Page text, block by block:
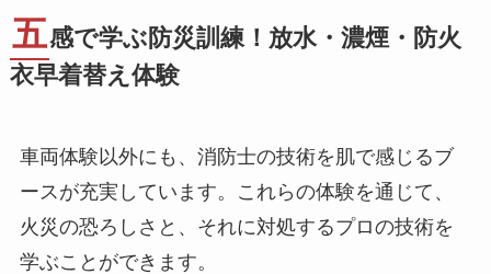
五感で学ぶ防災訓練！放水・濃煙・防火
衣早着替え体験
車両体験以外にも、消防士の技術を肌で感じるブ
ースが充実しています。これらの体験を通じて、
火災の恐ろしさと、それに対処するプロの技術を
学ぶことができます。